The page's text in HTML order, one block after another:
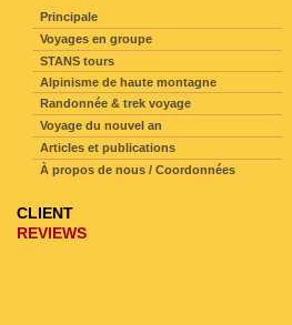
Principale
Voyages en groupe
STANS tours
Alpinisme de haute montagne
Randonnée & trek voyage
Voyage du nouvel an
Articles et publications
À propos de nous / Coordonnées
CLIENT
REVIEWS